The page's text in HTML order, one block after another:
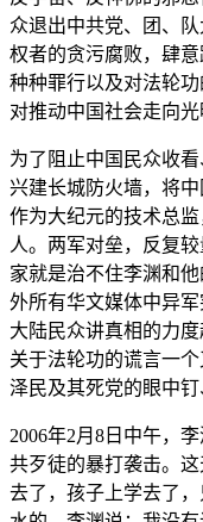
众退出中共党、团、
权者的贪污腐败，肆
种种罪行以及对法轮
对推动中国社会走向
为了阻止中国民众收
兴建长城防火墙，将
作为大纪元的技术总
人。两军对垒，反复
家就是治不住李渊和
外所有华文媒体中异
大陆民众讲真相的力
关于法轮功的谎言一
泽民及其死党的眼中钉
2006年2月8日中午，
共歹徒的暴打袭击。
去了，孩子上学去了